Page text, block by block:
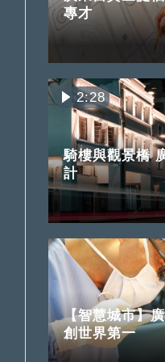
專才
2:28
騎樓與觀景橋
計
【智慧城市】
創世界第一